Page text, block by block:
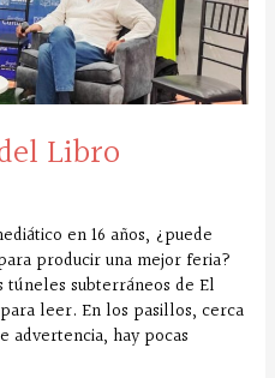
Libro
en 16 años, ¿puede
producir una mejor feria?
túneles subterráneos de El
leer. En los pasillos, cerca
advertencia, hay pocas